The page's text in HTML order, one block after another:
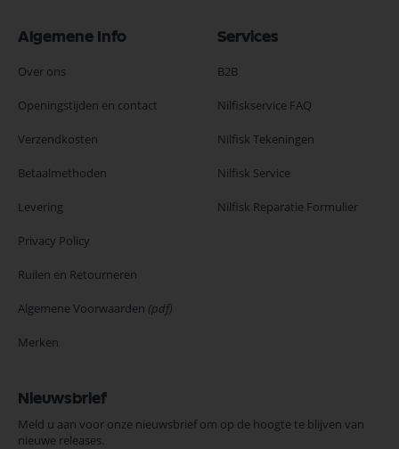
Algemene Info
Over ons
Openingstijden en contact
Verzendkosten
Betaalmethoden
Levering
Privacy Policy
Ruilen en Retourneren
Algemene Voorwaarden (pdf)
Merken
Services
B2B
Nilfiskservice FAQ
Nilfisk Tekeningen
Nilfisk Service
Nilfisk Reparatie Formulier
Nieuwsbrief
Meld u aan voor onze nieuwsbrief om op de hoogte te blijven van
nieuwe releases.